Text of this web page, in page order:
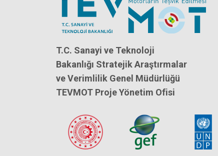
T.C. Sanayi ve Teknoloji
Bakanlığı Stratejik Araştırmalar
ve Verimlilik Genel Müdürlüğü
TEVMOT Proje Yönetim Ofisi